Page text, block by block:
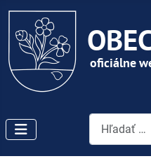
Vyhľadávanie